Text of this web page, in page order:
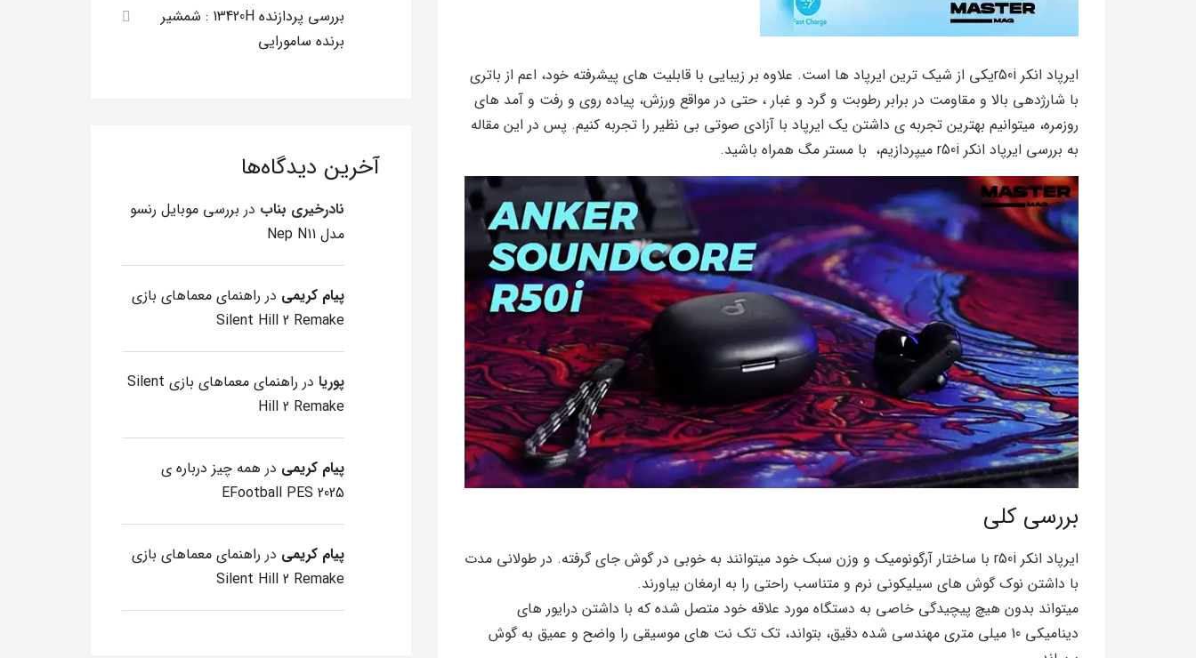
ایرپاد انکر r50iیکی از شیک ترین ایرپاد ها است. علاوه بر زیبایی با قابلیت های پیشرفته خود، اعم از باتری
با شارژدهی بالا و مقاومت در برابر رطوبت و گرد و غبار ، حتی در مواقع ورزش، پیاده روی و رفت و آمد های
روزمره، میتوانیم بهترین تجربه ی داشتن یک ایرپاد با آزادی صوتی بی نظیر را تجربه کنیم. پس در این مقاله
به بررسی ایرپاد انکر r50i میپردازیم، با مستر مگ همراه باشید.
بررسی کلی
ایرپاد انکر r50i با ساختار آرگونومیک و وزن سبک خود میتوانند به خوبی در گوش جای گرفته. در طولانی مدت
با داشتن نوک گوش های سیلیکونی نرم و متناسب راحتی را به ارمغان بیاورند.
میتواند بدون هیچ پیچیدگی خاصی به دستگاه مورد علاقه خود متصل شده که با داشتن درایور های
دینامیکی 10 میلی متری مهندسی شده دقیق، بتواند، تک تک نت های موسیقی را واضح و عمیق به گوش
بررسی پردازنده 13420H : شمشیر
برنده سامورایی
آخرین دیدگاه‌ها
نادرخیری بناب در بررسی موبایل رنسو
مدل Nep N11
پیام کریمی در راهنمای معماهای بازی
Silent Hill 2 Remake
پوریا در
راهنمای معماهای بازی Silent
Hill 2 Remake
پیام کریمی در همه چیز درباره ی
EFootball PES 2025
پیام کریمی در راهنمای معماهای بازی
Silent Hill 2 Remake